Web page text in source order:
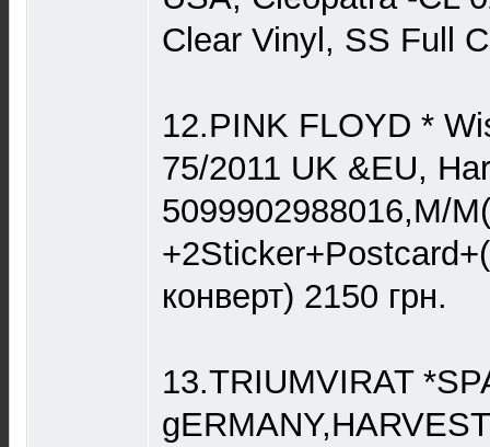
Clear Vinyl, SS Full
12.PINK FLOYD *
75/2011 UK &EU,
5099902988016,M/
конверт) 2150 грн.
13.TRIUMVIRAT